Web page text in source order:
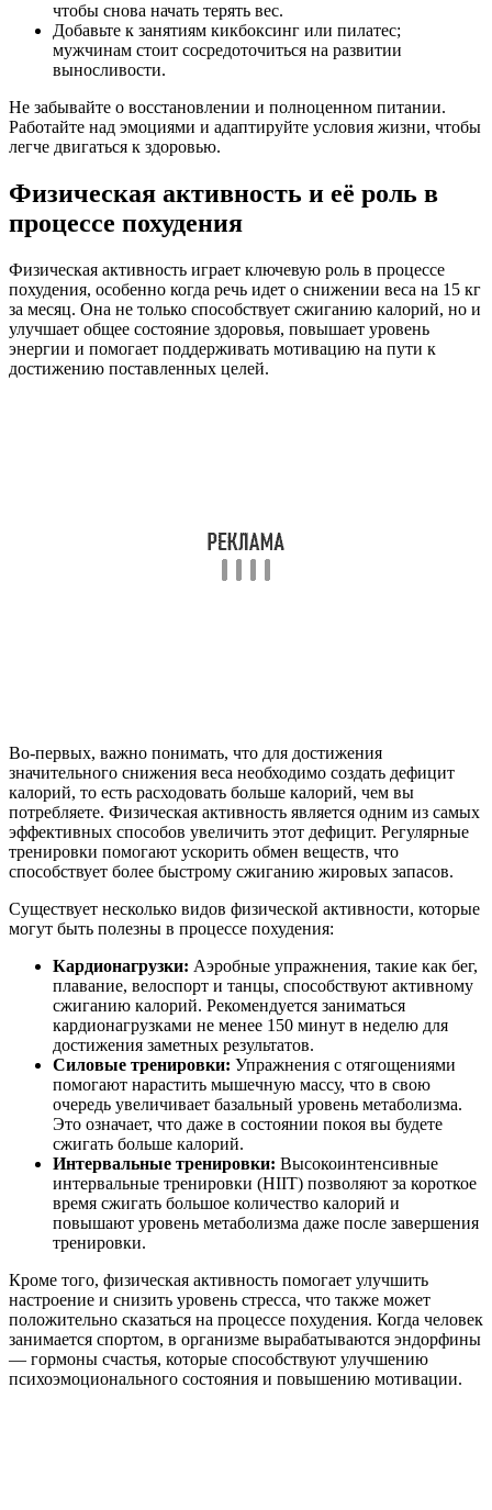
чтобы снова начать терять вес.
Добавьте к занятиям кикбоксинг или пилатес;
мужчинам стоит сосредоточиться на развитии
выносливости.
Не забывайте о восстановлении и полноценном питании.
Работайте над эмоциями и адаптируйте условия жизни, чтобы
легче двигаться к здоровью.
Физическая активность и её роль в
процессе похудения
Физическая активность играет ключевую роль в процессе
похудения, особенно когда речь идет о снижении веса на 15 кг
за месяц. Она не только способствует сжиганию калорий, но и
улучшает общее состояние здоровья, повышает уровень
энергии и помогает поддерживать мотивацию на пути к
достижению поставленных целей.
Во-первых, важно понимать, что для достижения
значительного снижения веса необходимо создать дефицит
калорий, то есть расходовать больше калорий, чем вы
потребляете. Физическая активность является одним из самых
эффективных способов увеличить этот дефицит. Регулярные
тренировки помогают ускорить обмен веществ, что
способствует более быстрому сжиганию жировых запасов.
Существует несколько видов физической активности, которые
могут быть полезны в процессе похудения:
Кардионагрузки: Аэробные упражнения, такие как бег,
плавание, велоспорт и танцы, способствуют активному
сжиганию калорий. Рекомендуется заниматься
кардионагрузками не менее 150 минут в неделю для
достижения заметных результатов.
Силовые тренировки: Упражнения с отягощениями
помогают нарастить мышечную массу, что в свою
очередь увеличивает базальный уровень метаболизма.
Это означает, что даже в состоянии покоя вы будете
сжигать больше калорий.
Интервальные тренировки: Высокоинтенсивные
интервальные тренировки (HIIT) позволяют за короткое
время сжигать большое количество калорий и
повышают уровень метаболизма даже после завершения
тренировки.
Кроме того, физическая активность помогает улучшить
настроение и снизить уровень стресса, что также может
положительно сказаться на процессе похудения. Когда человек
занимается спортом, в организме вырабатываются эндорфины
— гормоны счастья, которые способствуют улучшению
психоэмоционального состояния и повышению мотивации.